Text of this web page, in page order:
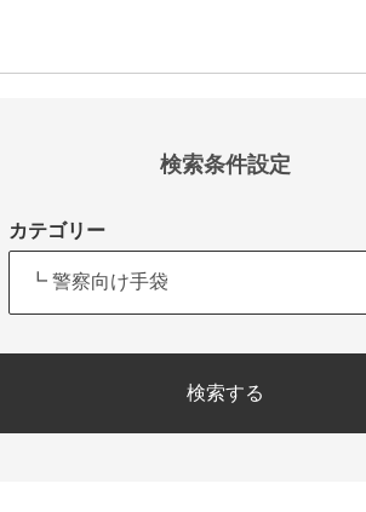
検索条件設定
カテゴリー
検索する